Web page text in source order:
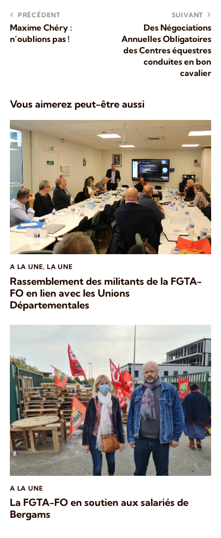
PRÉCÉDENT
Maxime Chéry :
n’oublions pas !
SUIVANT
Des Négociations
Annuelles Obligatoires
des Centres équestres
conduites en bon
cavalier
Vous aimerez peut-être aussi
A LA UNE,LA UNE
Rassemblement des militants de la FGTA-
FO en lien avec les Unions
Départementales
A LA UNE
La FGTA-FO en soutien aux salariés de
Bergams